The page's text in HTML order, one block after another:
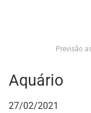
Previsão
Aquário
27/02/2021